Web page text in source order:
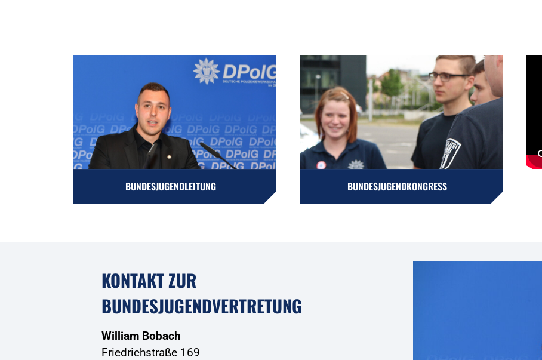
BUNDESJUGENDLEITUNG BUNDESJUGENDKONGRESS
KONTAKT ZUR
BUNDESJUGENDVERTRETUNG
William Bobach
Friedrichstraße 169